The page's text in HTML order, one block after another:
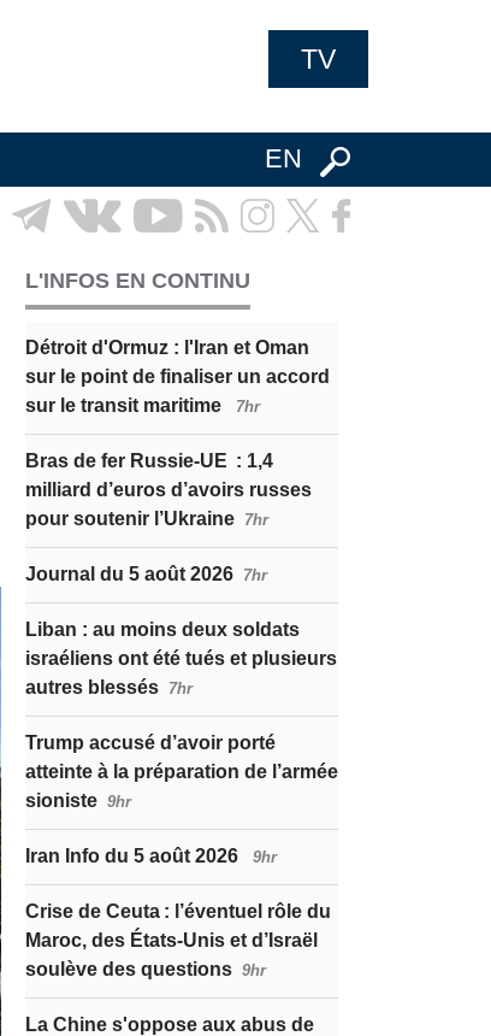
TV
EN
L'INFOS EN CONTINU
Détroit d'Ormuz : l'Iran et Oman
sur le point de finaliser un accord
sur le transit maritime
7hr
Bras de fer Russie-UE : 1,4
milliard d’euros d’avoirs russes
pour soutenir l’Ukraine 7hr
Journal du 5 août 2026 7hr
Liban : au moins deux soldats
israéliens ont été tués et plusieurs
autres blessés 7hr
Trump accusé d’avoir porté
atteinte à la préparation de l’armée
sioniste 9hr
Iran Info du 5 août 2026 9hr
Crise de Ceuta : l’éventuel rôle du
Maroc, des États-Unis et d’Israël
soulève des questions 9hr
La Chine s'oppose aux abus de